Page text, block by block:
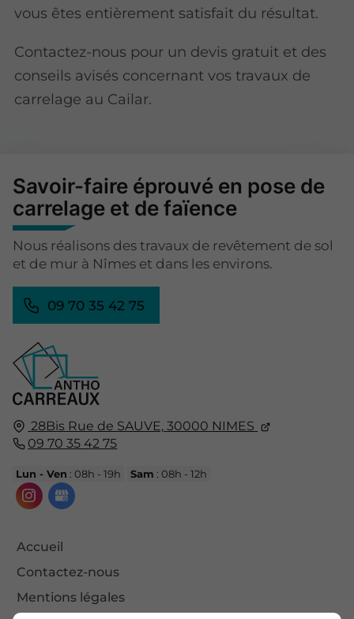
vous êtes entièrement satisfait du résultat.
Contactez-nous pour un devis gratuit et des
conseils avisés concernant vos travaux de
carrelage au Cailar.
28Bis Rue de SAUVE, 30000 NIMES
09 70 35 42 75
Lun - Ven : 08h - 19h Sam : 08h - 12h
Accueil
Contactez-nous
Mentions légales
Savoir-faire éprouvé en pose de
carrelage et de faïence
Nous réalisons des travaux de revêtement de sol
et de mur à Nîmes et dans les environs.
09 70 35 42 75